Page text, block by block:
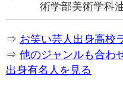
術学部美術学科
⇒ お笑い芸人出身高校
⇒ 他のジャンルも合わ
出身有名人を見る